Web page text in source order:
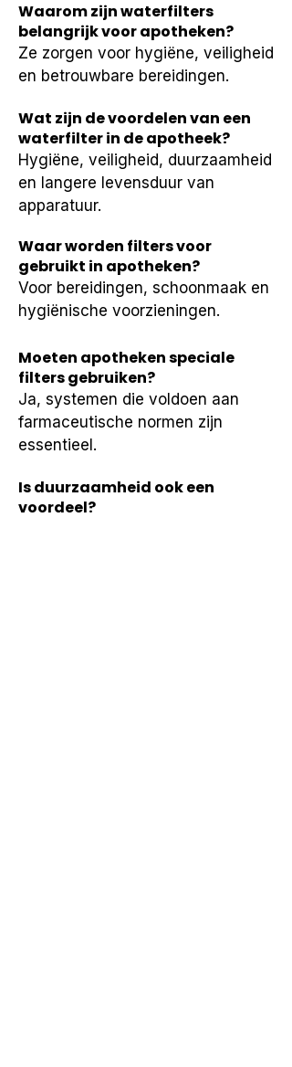
Waarom zijn waterfilters
belangrijk voor apotheken?
Ze zorgen voor hygiëne, veiligheid
en betrouwbare bereidingen.
Wat zijn de voordelen van een
waterfilter in de apotheek?
Hygiëne, veiligheid, duurzaamheid
en langere levensduur van
apparatuur.
Waar worden filters voor
gebruikt in apotheken?
Voor bereidingen, schoonmaak en
hygiënische voorzieningen.
Moeten apotheken speciale
filters gebruiken?
Ja, systemen die voldoen aan
farmaceutische normen zijn
essentieel.
Is duurzaamheid ook een
voordeel?